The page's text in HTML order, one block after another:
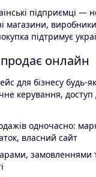
підприємці —
магазини,
підтримує
онлайн
для бізнесу будь-
керування, доступ
одночасно:
власний сайт
замовленнями